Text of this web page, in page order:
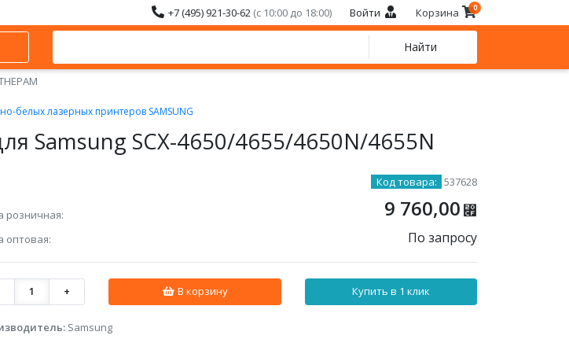
+7 (495) 921-30-62 (с 10:00 до 18:00) Войти Корзина 0
Найти
белых лазерных принтеров SAMSUNG
Samsung SCX-4650/4655/4650N/4655N
Код товара: 537628
розничная: 9 760,00 ⃏
оптовая: По запросу
1 + В корзину Купить в 1 клик
Samsung